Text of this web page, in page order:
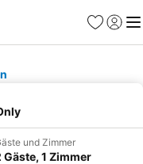
Favoriten
und Zimmer
Gäste, 1 Zimmer